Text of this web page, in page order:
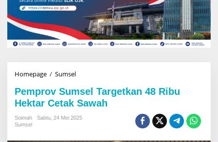
Homepage / Sumsel
m
p
r
o
Pemprov Sumsel Targetkan 48 Ribu
Hektar Cetak Sawah
Soimah
Sabtu, 24 Mei 2025
Sumsel